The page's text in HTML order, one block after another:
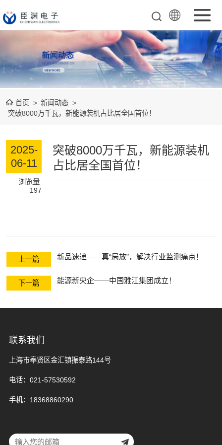
首页 > 新闻动态 >
突破8000万千瓦，新能源装机占比居全国首位！
2025-
06-11
浏览量:
197
突破8000万千瓦，新能源装机
占比居全国首位！
上一篇 新品速递——真“局放”，解决行业监测痛点！
下一篇 能源新央企——中国雅江集团成立！
联系我们
上海市奉贤区金汇镇振泰路144号
电话：021-57530592
手机：18368860290
配套负载系列
电动机保护器系
列
电参仪表系列
温湿度控制器系
列
开关柜局放在线